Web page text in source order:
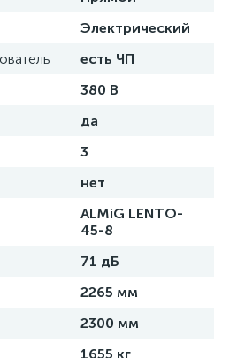
Электрический
есть ЧП
380 В
да
3
нет
ALMiG LENTO-
45-8
71 дБ
2265 мм
2300 мм
1655 кг